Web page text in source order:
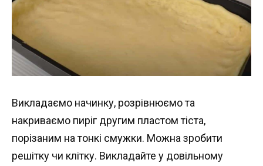
Викладаємо начинку, розрівнюємо та
накриваємо пиріг другим пластом тіста,
порізаним на тонкі смужки. Можна зробити
решітку чи клітку. Викладайте у довільному